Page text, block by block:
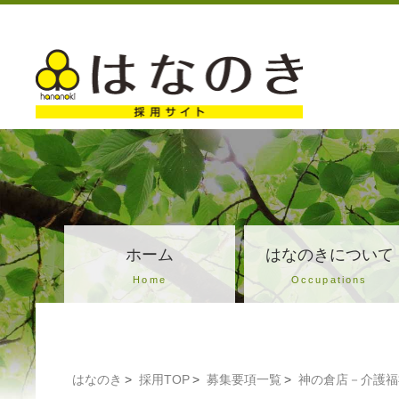
ホーム
Home
はなのきについて
Occupations
はなのき 採用TOP 募集要項一覧 神の倉店－介護